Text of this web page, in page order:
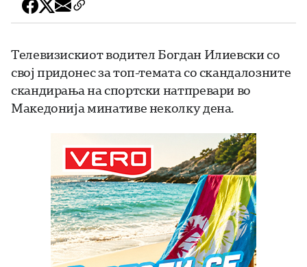
Телевизискиот водител Богдан Илиевски со
свој придонес за топ-темата со скандалозните
скандирања на спортски натпревари во
Македонија минативе неколку дена.